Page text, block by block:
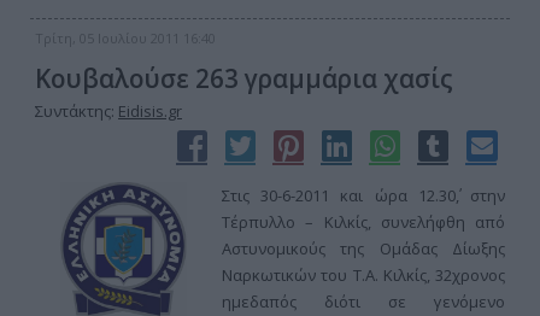
Τρίτη, 05 Ιουλίου 2011 16:40
Κουβαλούσε 263 γραμμάρια χασίς
Συντάκτης: Eidisis.gr
Στις 30-6-2011 και ώρα 12.30΄, στην
Τέρπυλλο – Κιλκίς, συνελήφθη από
Αστυνομικούς της Ομάδας Δίωξης
Ναρκωτικών του Τ.Α. Κιλκίς, 32χρονος
ημεδαπός διότι σε γενόμενο